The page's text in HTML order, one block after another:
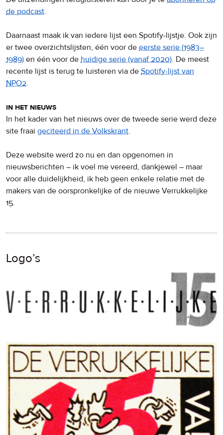
de podcast.
Daarnaast maak ik van iedere lijst een Spotify-lijstje. Ook zijn
er twee overzichtslijsten, één voor de eerste serie (1983–
1989) en één voor de huidige serie (vanaf 2020). De meest
recente lijst is terug te luisteren via de Spotify-lijst van
NPO2.
in het nieuws
In het kader van het nieuws over de tweede serie werd deze
site fraai geciteerd in de Volkskrant.
Deze website werd zo nu en dan opgenomen in
nieuwsberichten – ik voel me vereerd, dankjewel – maar
voor alle duidelijkheid, ik heb geen enkele relatie met de
makers van de oorspronkelijke of de nieuwe Verrukkelijke
15.
Logo’s